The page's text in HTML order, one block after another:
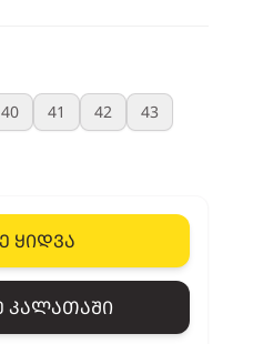
40 41 42
43
ყიდვა
View cart
კალათაში